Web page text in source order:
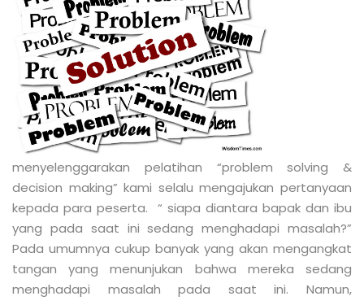
menyelenggarakan pelatihan “problem solving &
decision making” kami selalu mengajukan pertanyaan
kepada para peserta. “ siapa diantara bapak dan ibu
yang pada saat ini sedang menghadapi masalah?”
Pada umumnya cukup banyak yang akan mengangkat
tangan yang menunjukan bahwa mereka sedang
menghadapi masalah pada saat ini. Namun,